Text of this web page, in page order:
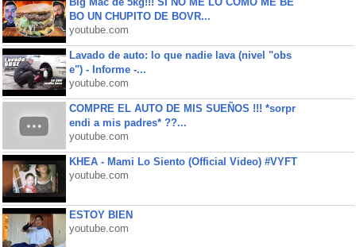
BO UN CHUPITO DE BOVR...
youtube.com
Lavado de auto: lo que nadie lava (nivel "obs
e") - Informe -...
youtube.com
COMPRE EL AUTO DE MIS SUEÑOS !!! *sorpr
endi a mis padres* ??...
youtube.com
KHEA - Mami Lo Siento (Official Video) #VYFT
youtube.com
ESTOY BIEN
youtube.com